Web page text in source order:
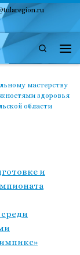
Search
мастерству
здоровья
области
и